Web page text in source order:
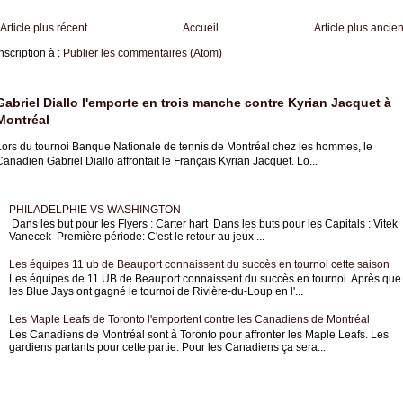
Article plus récent Article plus ancien
Accueil
à : Publier les commentaires (Atom)
Diallo l'emporte en trois manche contre Kyrian Jacquet à
du tournoi Banque Nationale de tennis de Montréal chez les hommes, le
Gabriel Diallo affrontait le Français Kyrian Jacquet. Lo...
PHILADELPHIE VS WASHINGTON
Dans les but pour les Flyers : Carter hart Dans les buts pour les Capitals : Vitek
Vanecek Première période: C'est le retour au jeux ...
Les équipes 11 ub de Beauport connaissent du succès en tournoi cette saison
Les équipes de 11 UB de Beauport connaissent du succès en tournoi. Après que
les Blue Jays ont gagné le tournoi de Rivière-du-Loup en l'...
Les Maple Leafs de Toronto l'emportent contre les Canadiens de Montréal
Les Canadiens de Montréal sont à Toronto pour affronter les Maple Leafs. Les
gardiens partants pour cette partie. Pour les Canadiens ça sera...